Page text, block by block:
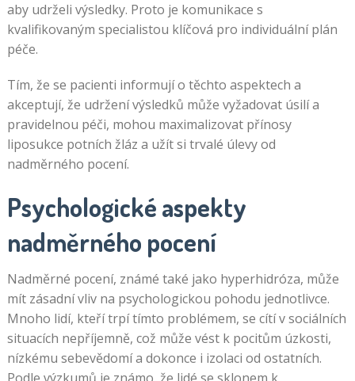
aby udrželi výsledky. Proto je komunikace s
kvalifikovaným specialistou klíčová pro individuální plán
péče.
Tím, že se pacienti informují o těchto aspektech a
akceptují, že udržení výsledků může vyžadovat úsilí a
pravidelnou péči, mohou maximalizovat přínosy
liposukce potních žláz a užít si trvalé úlevy od
nadměrného pocení.
Psychologické aspekty
nadměrného pocení
Nadměrné pocení, známé také jako hyperhidróza, může
mít zásadní vliv na psychologickou pohodu jednotlivce.
Mnoho lidí, kteří trpí tímto problémem, se cítí v sociálních
situacích nepříjemně, což může vést k pocitům úzkosti,
nízkému sebevědomí a dokonce i izolaci od ostatních.